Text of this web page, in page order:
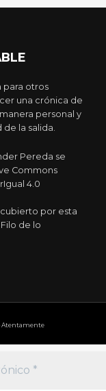
para otros
una crónica de
personal y
la salida.
Pereda se
Commons
4.0
por esta
de lo
Atentamente